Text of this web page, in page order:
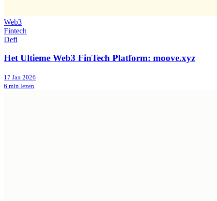
Web3
Fintech
Defi
Het Ultieme Web3 FinTech Platform: moove.xyz
17 Jan 2026
6 min lezen